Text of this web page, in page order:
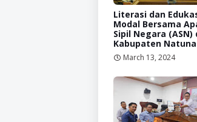
Literasi dan
Modal Bersama
Sipil Negara (ASN)
Kabupaten Natuna
March 13, 2024